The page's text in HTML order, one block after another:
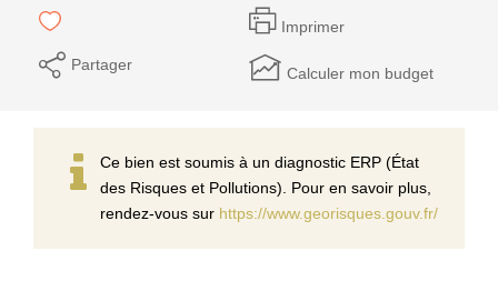
Imprimer
Partager Calculer mon budget
Ce bien est soumis à un diagnostic ERP (État
des Risques et Pollutions). Pour en savoir plus,
rendez-vous sur https://www.georisques.gouv.fr/